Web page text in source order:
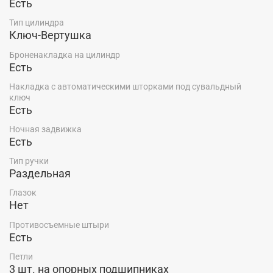
Есть
Тип цилиндра
Ключ-Вертушка
Броненакладка на цилиндр
Есть
Накладка с автоматическими шторками под сувальдный
ключ
Есть
Ночная задвижка
Есть
Тип ручки
Раздельная
Глазок
Нет
Противосъемные штыри
Есть
Петли
3 шт. на опорных подшипниках